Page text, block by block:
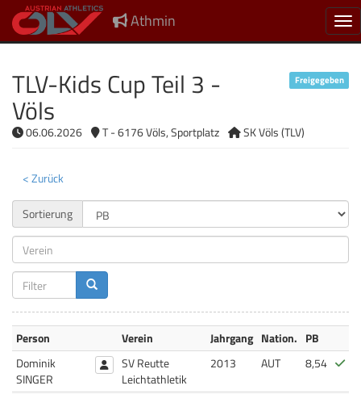
Athmin
TLV-Kids Cup Teil 3 -
Völs
Freigegeben
06.06.2026 T - 6176 Völs, Sportplatz SK Völs (TLV)
< Zurück
Sortierung
Person Verein Jahrgang Nation. PB
Dominik
SINGER
SV Reutte
Leichtathletik
2013 AUT 8,54